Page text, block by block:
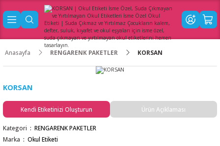
Anasayfa RENGARENK PAKETLER KORSAN
KORSAN
Kendi Etiketinizi Oluşturun Ürün Açıklaması
Kategori
RENGARENK PAKETLER
Marka
Okul Etiketi